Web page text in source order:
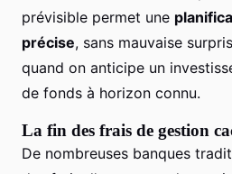
prévisible permet une
précise, sans mauvaise
quand on anticipe un
de fonds à horizon connu.
La fin des frais de gestion
De nombreuses banques